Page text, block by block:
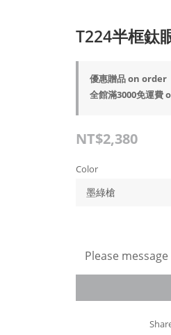
T224半框鈦
優惠贈品 on order
全館滿3000免運費
NT$2,380
Color
Please